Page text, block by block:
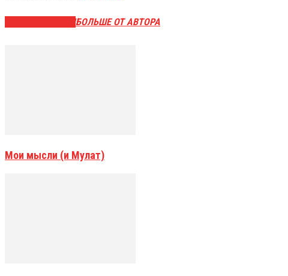
БОЛЬШЕ ОТ АВТОРА
Мои мысли (и Мулат)